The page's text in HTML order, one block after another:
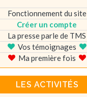
Fonctionnement du site
Créer un compte
La presse parle de TMS
Vos témoignages
Ma première fois
LES ACTIVITÉS